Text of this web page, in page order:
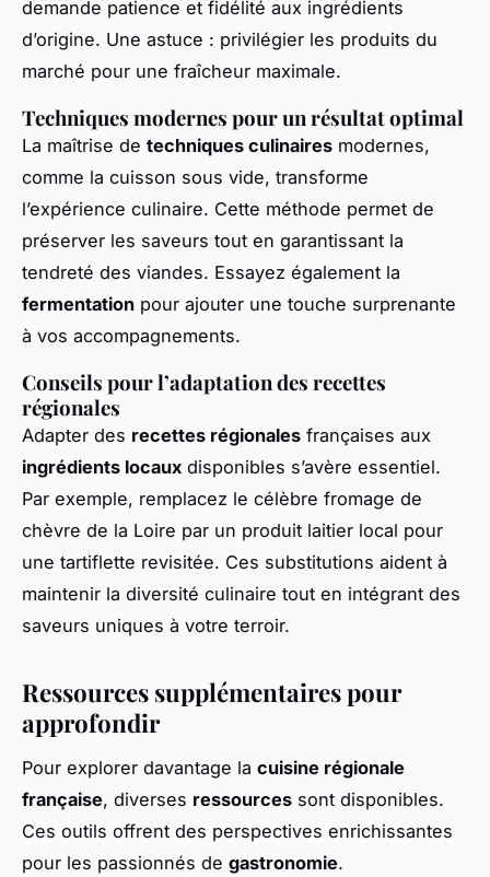
demande patience et fidélité aux ingrédients
d’origine. Une astuce : privilégier les produits du
marché pour une fraîcheur maximale.
Techniques modernes pour un résultat optimal
La maîtrise de techniques culinaires modernes,
comme la cuisson sous vide, transforme
l’expérience culinaire. Cette méthode permet de
préserver les saveurs tout en garantissant la
tendreté des viandes. Essayez également la
fermentation pour ajouter une touche surprenante
à vos accompagnements.
Conseils pour l’adaptation des recettes
régionales
Adapter des recettes régionales françaises aux
ingrédients locaux disponibles s’avère essentiel.
Par exemple, remplacez le célèbre fromage de
chèvre de la Loire par un produit laitier local pour
une tartiflette revisitée. Ces substitutions aident à
maintenir la diversité culinaire tout en intégrant des
saveurs uniques à votre terroir.
Ressources supplémentaires pour
approfondir
Pour explorer davantage la cuisine régionale
française, diverses ressources sont disponibles.
Ces outils offrent des perspectives enrichissantes
pour les passionnés de gastronomie.